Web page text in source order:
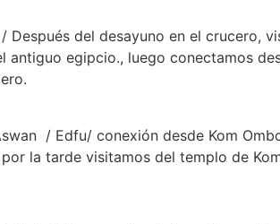
Después del desayuno en el crucero,
antiguo egipcio., luego conectamos
/ Edfu/ conexión desde Kom
la tarde visitamos del templo de